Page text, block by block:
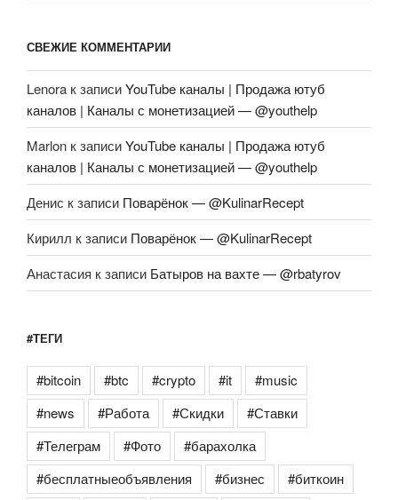
СВЕЖИЕ КОММЕНТАРИИ
Lenora к записиYouTube каналы | Продажа ютуб
каналов | Каналы с монетизацией — @youthelp
Marlon к записиYouTube каналы | Продажа ютуб
каналов | Каналы с монетизацией — @youthelp
Денис к записи Поварёнок — @KulinarRecept
Кирилл к записи Поварёнок — @KulinarRecept
Анастасия к записи Батыров на вахте — @rbatyrov
#ТЕГИ
#bitcoin #btc #crypto #it
#music
#news
#Работа #Скидки
#Ставки
#Телеграм
#Фото
#барахолка
#бесплатныеобъявления
#бизнес
#биткоин